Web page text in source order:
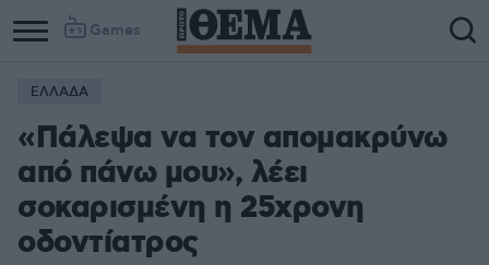
Games
1
2
ΕΛΛΑΔΑ
«Πάλεψα να τον απομακρύνω
από πάνω μου», λέει
σοκαρισμένη η 25χρονη
οδοντίατρος